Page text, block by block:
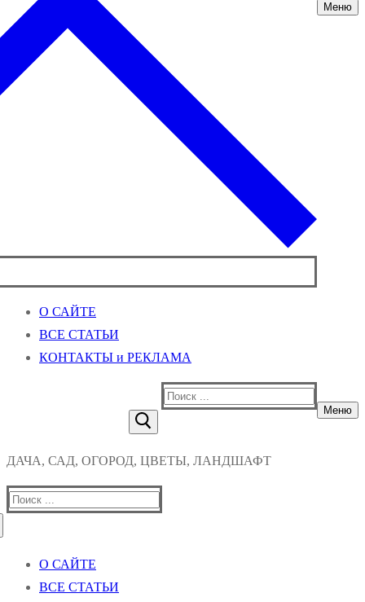
Меню
О САЙТЕ
ВСЕ СТАТЬИ
КОНТАКТЫ и РЕКЛАМА
Найти:
Меню
ДАЧА, САД, ОГОРОД, ЦВЕТЫ, ЛАНДШАФТ
Найти:
О САЙТЕ
ВСЕ СТАТЬИ